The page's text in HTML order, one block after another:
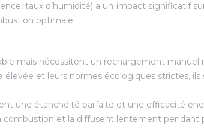
taux d’humidité) a un impact significatif
optimale.
mais nécessitent un rechargement manuel
et leurs normes écologiques strictes,
une étanchéité parfaite et une efficacité
combustion et la diffusent lentement